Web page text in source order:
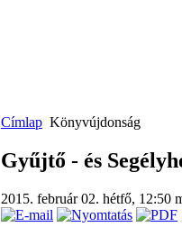
Címlap Könyvújdonság
Gyűjtő - és
2015. február 02. hétfő, 12:50